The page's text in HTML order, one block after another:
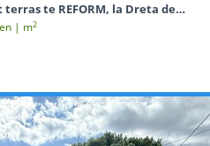
te REFORM, la Dreta de
| m2